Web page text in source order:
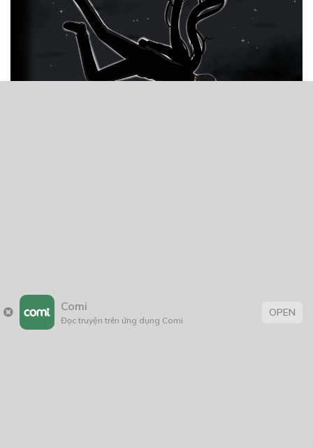
Comi
Đọc truyện trên ứng dụng Comi
OPEN